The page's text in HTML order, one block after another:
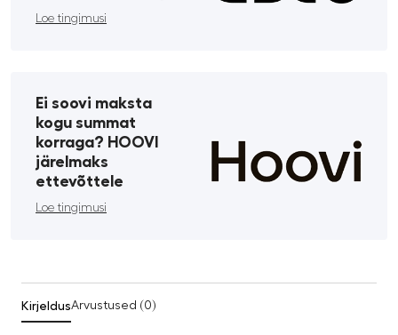
Loe tingimusi
Ei soovi maksta
kogu summat
korraga? HOOVI
järelmaks
ettevõttele
Loe tingimusi
KirjeldusArvustused (0)